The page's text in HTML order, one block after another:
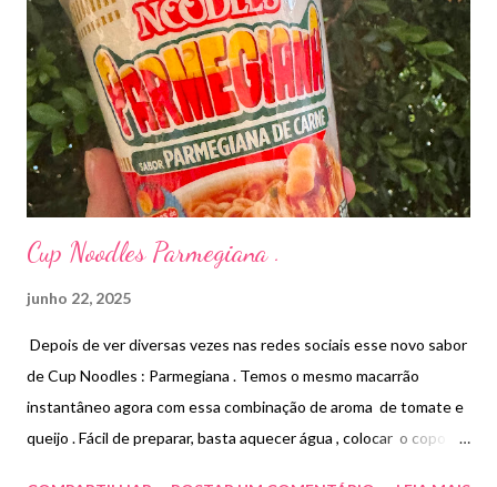
Cup Noodles Parmegiana .
junho 22, 2025
Depois de ver diversas vezes nas redes sociais esse novo sabor
de Cup Noodles : Parmegiana . Temos o mesmo macarrão
instantâneo agora com essa combinação de aroma de tomate e
queijo . Fácil de preparar, basta aquecer água , colocar o copo e